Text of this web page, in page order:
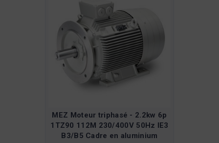
MEZ Moteur triphasé - 2.2kw 6p
1TZ90 112M 230/400V 50Hz IE3
B3/B5 Cadre en aluminium